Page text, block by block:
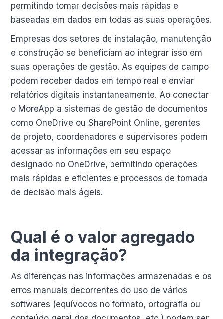
permitindo tomar decisões mais rápidas e
baseadas em dados em todas as suas operações.
Empresas dos setores de instalação, manutenção
e construção se beneficiam ao integrar isso em
suas operações de gestão. As equipes de campo
podem receber dados em tempo real e enviar
relatórios digitais instantaneamente. Ao conectar
o MoreApp a sistemas de gestão de documentos
como OneDrive ou SharePoint Online, gerentes
de projeto, coordenadores e supervisores podem
acessar as informações em seu espaço
designado no OneDrive, permitindo operações
mais rápidas e eficientes e processos de tomada
de decisão mais ágeis.
Qual é o valor agregado
da integração?
As diferenças nas informações armazenadas e os
erros manuais decorrentes do uso de vários
softwares (equívocos no formato, ortografia ou